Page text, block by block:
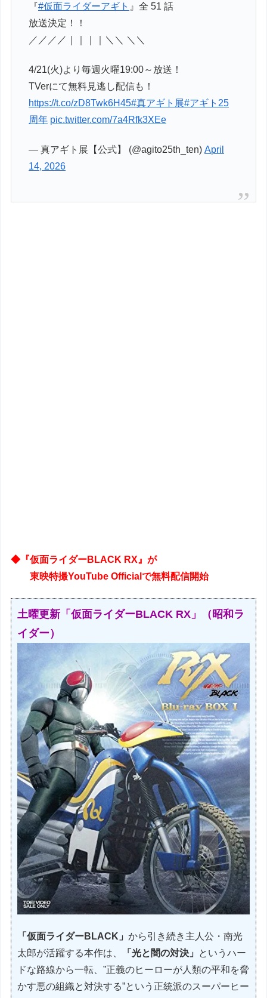
『#仮面ライダーアギト 』全 51 話
放送決定！！
／／／／｜｜｜｜＼＼ ＼＼
4/21(火)より毎週火曜19:00～放送！
TVerにて無料見逃し配信も！
https://t.co/zD8Twk6H45#真アギト展#アギト25
周年 pic.twitter.com/7a4Rfk3XEe
— 真アギト展【公式】 (@agito25th_ten)April
14, 2026
◆『仮面ライダーBLACK RX』が
東映特撮YouTube Officialで無料配信開始
土曜更新「仮面ライダーBLACK RX」（昭和ラ
イダー）
「仮面ライダーBLACK」から引き続き主人公・南光
太郎が活躍する本作は、
「光と闇の対決」
というハー
ドな路線から一転、”正義のヒーローが人類の平和を脅
かす悪の組織と対決する”という正統派のスーパーヒー